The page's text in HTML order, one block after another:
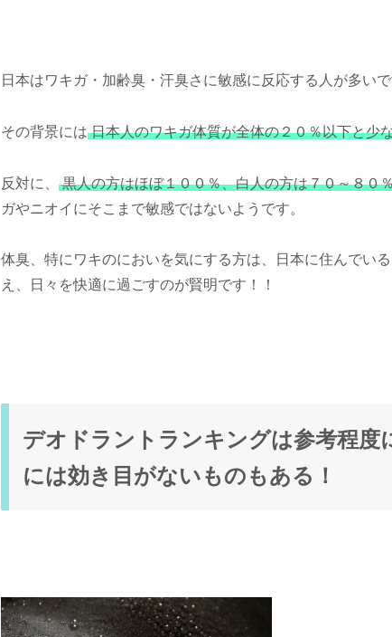
日本はワキガ・加齢臭・汗臭さに敏感に反応する人が多い
その背景には日本人のワキガ体質が全体の２０％以下と少
反対に、 黒人の方はほぼ１００％、白人の方は７０～８０
ガやニオイにそこまで敏感ではないようです。
体臭、特にワキのにおいを気にする方は、日本に住んでい
え、日々を快適に過ごすのが賢明です！！
デオドラントランキングは参考程度
には効き目がないものもある！